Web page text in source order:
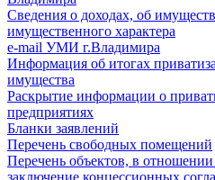
Сведения о доходах, об
имущественного характера
e-mail УМИ г.Владимира
Информация об итогах
имущества
Раскрытие информации о
предприятиях
Бланки заявлений
Перечень свободных помещений
Перечень объектов, в
заключение концессионных